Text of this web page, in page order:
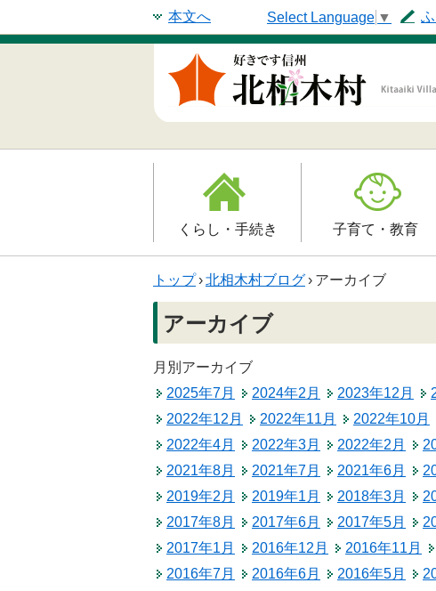
本文へ Select Language ▼
くらし・手続き
登録
防災情報
年金・保険
税金
ごみ・リサイクル
北相木村営バス
交通安全・防犯
子育て・教育
母子の健康・予防接
保育園
生涯学習
公民館
トップ›北相木村ブログ› アーカイブ
アーカイブ
月別アーカイブ
2025年7月
2024年2月 2023年12月
2022年12月
2022年11月 2022年10月
2022年4月
2022年3月 2022年2月
2021年8月
2021年7月 2021年6月
2019年2月
2019年1月 2018年3月
2017年8月
2017年6月 2017年5月
2017年1月
2016年12月 2016年11月
2016年7月
2016年6月 2016年5月